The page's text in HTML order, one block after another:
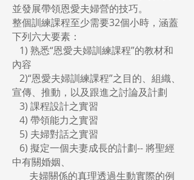
並發展帶領恩愛夫婦營的技巧。
整個訓練課程至少需要32個小時，涵蓋
下列六大要素：
1) 熟悉“恩愛夫婦訓練課程”的教材和
內容
2)“恩愛夫婦訓練課程”之目的、組織、
宣傳、推動，以及跟進之討論及計劃
3) 課程設計之實習
4) 帶領能力之實習
5) 夫婦對話之實習
6) 擬定一個夫妻成長的計劃-- 將聖經
中有關婚姻、
夫婦關係的真理透過生動實際的例